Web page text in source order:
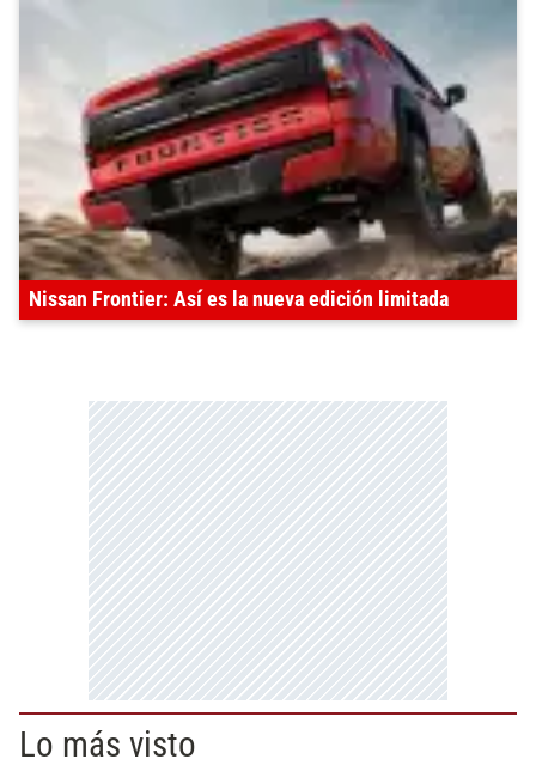
Nissan Frontier: Así es la nueva edición limitada
Lo más visto